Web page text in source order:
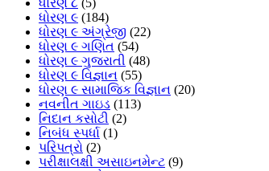
ધોરણ ૮ (5)
ધોરણ ૯ (184)
ધોરણ ૯ અંગ્રેજી (22)
ધોરણ ૯ ગણિત (54)
ધોરણ ૯ ગુજરાતી (48)
ધોરણ ૯ વિજ્ઞાન (55)
ધોરણ ૯ સામાજિક વિજ્ઞાન (20)
નવનીત ગાઇડ (113)
નિદાન કસોટી (2)
નિબંધ સ્પર્ધા (1)
પરિપત્રો (2)
પરીક્ષાલક્ષી અસાઇનમેન્ટ (9)